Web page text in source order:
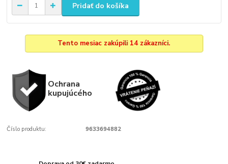
Pridať do košíka
Tento mesiac zakúpili 14 zákazníci.
Ochrana
kupujúcého
Číslo produktu: 9633694882